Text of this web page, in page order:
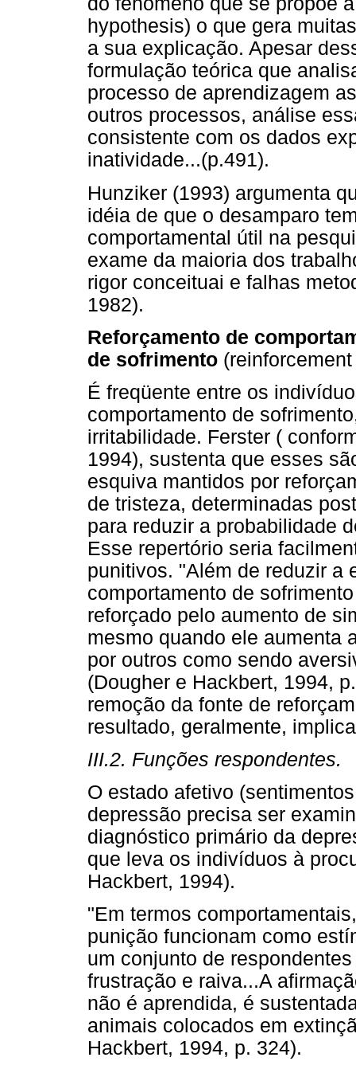
hypothesis) o que gera
a sua explicação. Apesar
formulação teórica que
processo de aprendizagem
outros processos, análise
consistente com os dados
inatividade...(p.491).
Hunziker (1993) argumenta
idéia de que o desamparo
comportamental útil na
exame da maioria dos
rigor conceituai e falhas
1982).
Reforçamento de
de sofrimento
É freqüente entre os
comportamento de
irritabilidade. Ferster (
1994), sustenta que esses
esquiva mantidos por
de tristeza, determinadas
para reduzir a probabilidade
Esse repertório seria
punitivos. "Além de reduzir a
comportamento de
reforçado pelo aumento de
mesmo quando ele aumenta
por outros como sendo
(Dougher e Hackbert, 1994,
remoção da fonte de
resultado, geralmente,
III.2. Funções respondentes.
O estado afetivo
depressão precisa ser
diagnóstico primário da
que leva os indivíduos à
Hackbert, 1994).
"Em termos
punição funcionam como
um conjunto de
frustração e raiva...A
não é aprendida, é
animais colocados em
Hackbert, 1994, p. 324).